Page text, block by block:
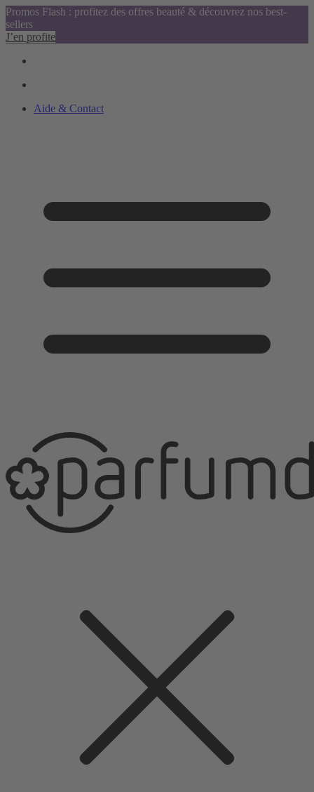
Promos Flash : profitez des offres beauté & découvrez nos best-
sellers
J’en profite
Aide & Contact